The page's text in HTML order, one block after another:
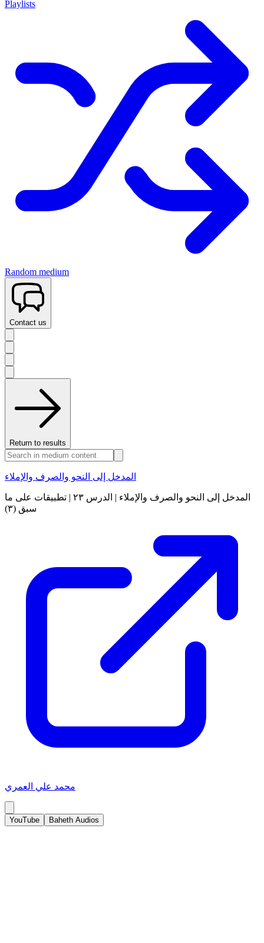
Playlists
Random medium
Contact us
Return to results
المدخل إلى النحو والصرف والإملاء
المدخل إلى النحو والصرف والإملاء | الدرس ٢٣ | تطبيقات على ما
سبق (٣)
محمد علي العمري
YouTube Baheth Audios